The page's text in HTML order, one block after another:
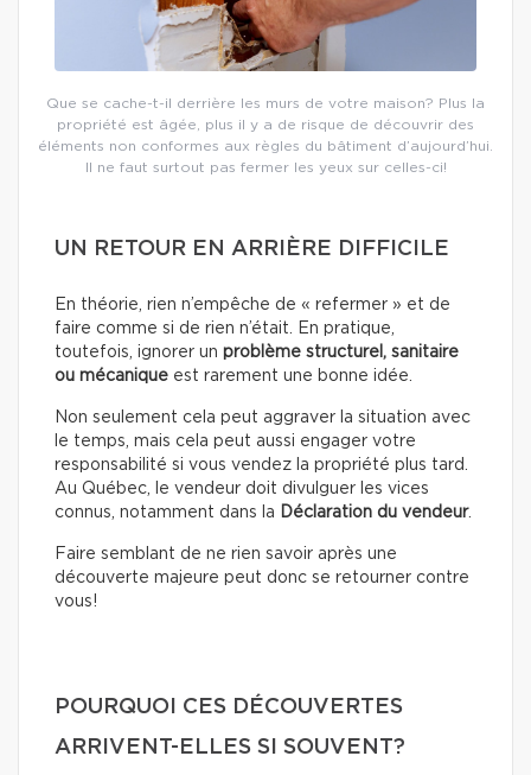
Que se cache-t-il derrière les murs de votre maison? Plus la
propriété est âgée, plus il y a de risque de découvrir des
éléments non conformes aux règles du bâtiment d’aujourd’hui.
Il ne faut surtout pas fermer les yeux sur celles-ci!
UN RETOUR EN ARRIÈRE DIFFICILE
En théorie, rien n’empêche de « refermer » et de
faire comme si de rien n’était. En pratique,
toutefois, ignorer un problème structurel, sanitaire
ou mécanique est rarement une bonne idée.
Non seulement cela peut aggraver la situation avec
le temps, mais cela peut aussi engager votre
responsabilité si vous vendez la propriété plus tard.
Au Québec, le vendeur doit divulguer les vices
connus, notamment dans la Déclaration du vendeur.
Faire semblant de ne rien savoir après une
découverte majeure peut donc se retourner contre
vous!
POURQUOI CES DÉCOUVERTES
ARRIVENT-ELLES SI SOUVENT?